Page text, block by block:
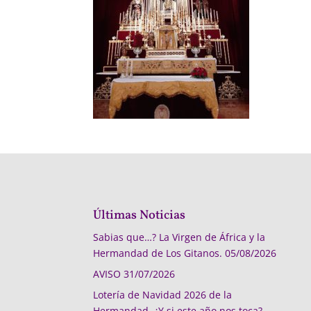
Últimas Noticias
Sabias que…? La Virgen de África y la
Hermandad de Los Gitanos. 05/08/2026
AVISO 31/07/2026
Lotería de Navidad 2026 de la